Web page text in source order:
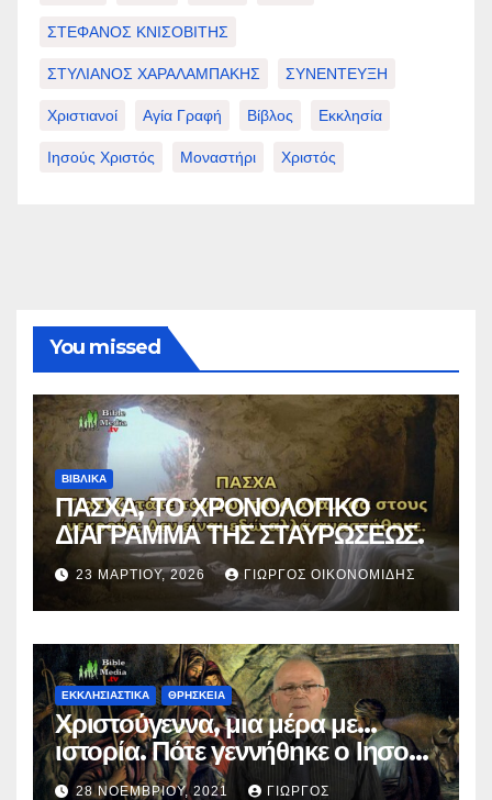
ΣΤΕΦΑΝΟΣ ΚΝΙΣΟΒΙΤΗΣ
ΣΤΥΛΙΑΝΟΣ ΧΑΡΑΛΑΜΠΑΚΗΣ ΣΥΝΕΝΤΕΥΞΗ
Χριστιανοί Αγία Γραφή Βίβλος Εκκλησία
Ιησούς Χριστός Μοναστήρι Χριστός
You missed
ΒΙΒΛΙΚΑ
ΠΑΣΧΑ, ΤΟ ΧΡΟΝΟΛΟΓΙΚΟ
ΔΙΑΓΡΑΜΜΑ ΤΗΣ ΣΤΑΥΡΩΣΕΩΣ.
23 ΜΑΡΤΊΟΥ, 2026 ΓΙΏΡΓΟΣ ΟΙΚΟΝΟΜΊΔΗΣ
ΕΚΚΛΗΣΙΑΣΤΙΚΑ ΘΡΗΣΚΕΙΑ
Χριστούγεννα, μια μέρα με…
ιστορία. Πότε γεννήθηκε ο Ιησούς
Χριστός; (Βίντεο).
28 ΝΟΕΜΒΡΊΟΥ, 2021 ΓΙΏΡΓΟΣ